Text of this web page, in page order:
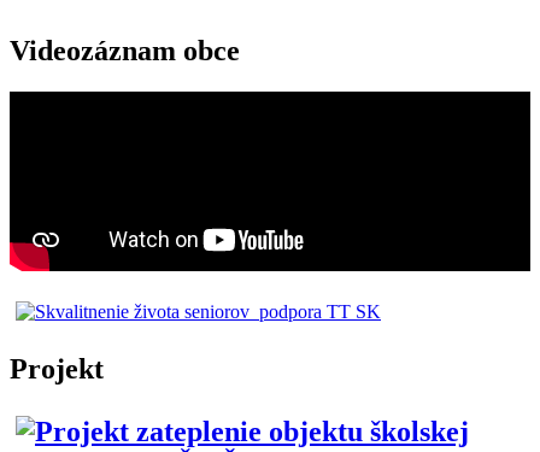
Videozáznam obce
Projekt